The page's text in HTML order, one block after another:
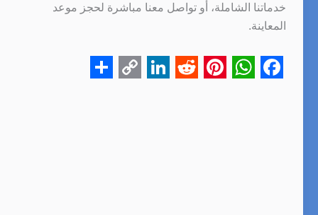
خدماتنا الشاملة، أو تواصل معنا مباشرة لحجز موعد
المعاينة.